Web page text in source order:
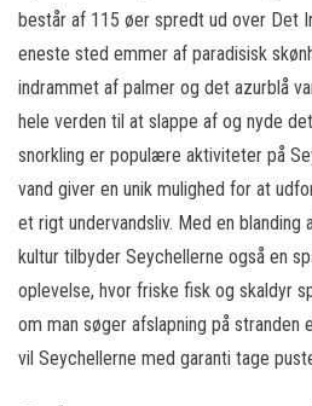
består af 115 øer spredt ud over Det
eneste sted emmer af paradisisk
indrammet af palmer og det azurblå
hele verden til at slappe af og nyde
snorkling er populære aktiviteter på
vand giver en unik mulighed for at
et rigt undervandsliv. Med en
kultur tilbyder Seychellerne også en
oplevelse, hvor friske fisk og skaldyr
om man søger afslapning på stranden
vil Seychellerne med garanti tage